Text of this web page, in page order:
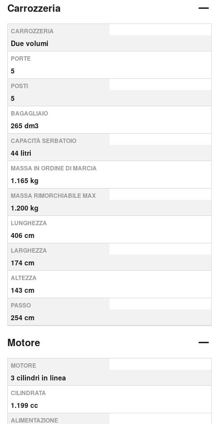
Carrozzeria
CARROZZERIA
Due volumi
PORTE
5
POSTI
5
BAGAGLIAIO
265 dm3
CAPACITÀ SERBATOIO
44 litri
MASSA IN ORDINE DI MARCIA
1.165 kg
MASSA RIMORCHIABILE MAX
1.200 kg
LUNGHEZZA
406 cm
LARGHEZZA
174 cm
ALTEZZA
143 cm
PASSO
254 cm
Motore
MOTORE
3 cilindri in linea
CILINDRATA
1.199 cc
ALIMENTAZIONE